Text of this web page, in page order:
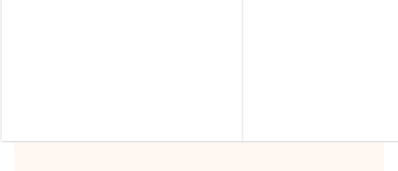
Hilfsbereitschaft!